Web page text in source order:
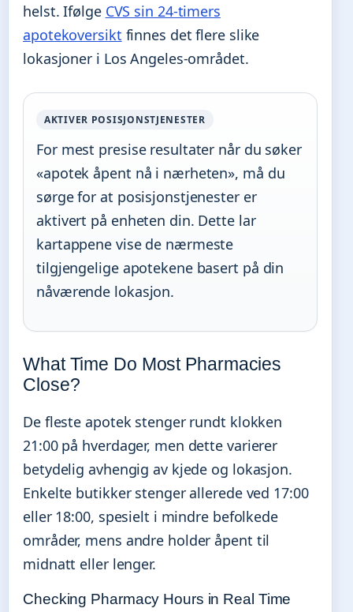
helst. Ifølge CVS sin 24-timers
apotekoversikt finnes det flere slike
lokasjoner i Los Angeles-området.
AKTIVER POSISJONSTJENESTER
For mest presise resultater når du søker
«apotek åpent nå i nærheten», må du
sørge for at posisjonstjenester er
aktivert på enheten din. Dette lar
kartappene vise de nærmeste
tilgjengelige apotekene basert på din
nåværende lokasjon.
What Time Do Most Pharmacies
Close?
De fleste apotek stenger rundt klokken
21:00 på hverdager, men dette varierer
betydelig avhengig av kjede og lokasjon.
Enkelte butikker stenger allerede ved 17:00
eller 18:00, spesielt i mindre befolkede
områder, mens andre holder åpent til
midnatt eller lenger.
Checking Pharmacy Hours in Real Time